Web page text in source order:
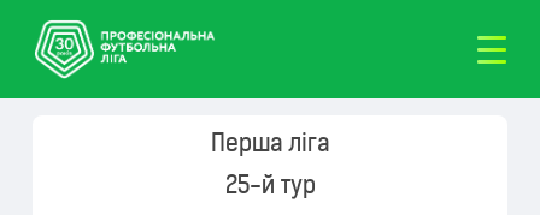
Перша ліга
25-й тур